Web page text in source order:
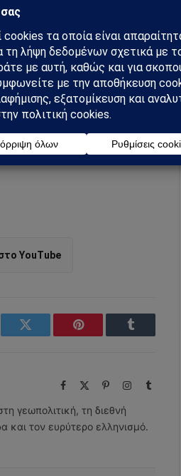
YouTube
Twitter Pinterest Tumblr
Facebook PinterestInstagramTumblr
γεωπολιτική, τη διεθνή
και τον ευρύτερο ελληνισμό.